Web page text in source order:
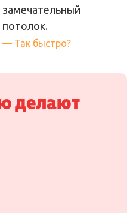
замечательный
потолок.
— Так быстро?
и изготовление потолка
начинается сразу же!
делают